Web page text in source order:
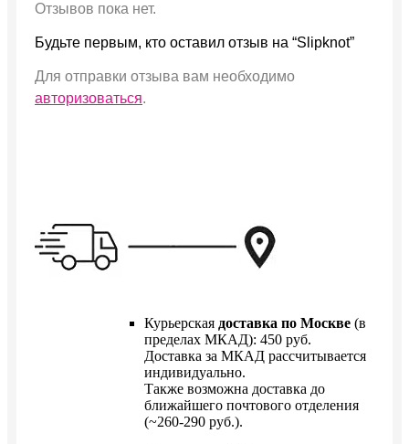
Отзывов пока нет.
Будьте первым, кто оставил отзыв на “Slipknot”
Для отправки отзыва вам необходимо
авторизоваться.
Курьерская доставка по Москве (в
пределах МКАД): 450 руб.
Доставка за МКАД рассчитывается
индивидуально.
Также возможна доставка до
ближайшего почтового отделения
(~260-290 руб.).